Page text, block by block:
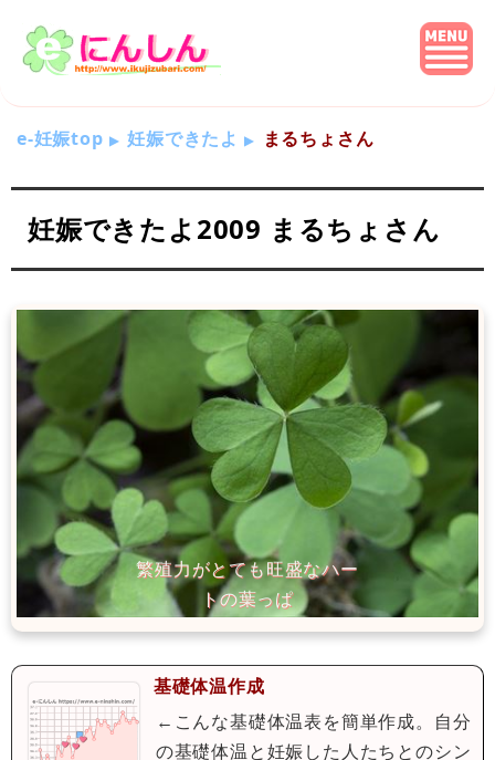
e-妊娠top 妊娠できたよ まるちょさん
妊娠できたよ2009 まるちょさん
基礎体温作成
←こんな基礎体温表を簡単作成。自分
の基礎体温と妊娠した人たちとのシン